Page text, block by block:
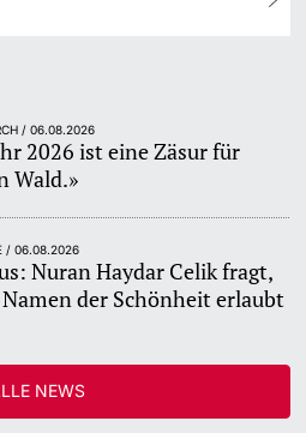
/ 06.08.2026
2026 ist eine Zäsur für
Wald.»
/ 06.08.2026
Nuran Haydar Celik fragt,
der Schönheit erlaubt
NEWS